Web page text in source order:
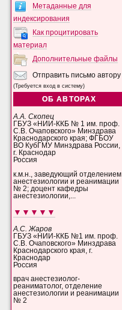
Метаданные для
индексирования
Как процитировать
материал
Дополнительные файлы
Отправить письмо автору
(Требуется вход в систему)
ОБ АВТОРАХ
А.А. Скопец
ГБУЗ «НИИ-ККБ № 1 им. проф.
С.В. Очаповского» Минздрава
Краснодарского края; ФГБОУ
ВО КубГМУ Минздрава России,
г. Краснодар
Россия
к.м.н., заведующий отделением
анестезиологии и реанимации
№ 2; доцент кафедры
анестезиологии,...
▼▼▼▼▼
А.С. Жаров
ГБУЗ «НИИ-ККБ №1 им. проф.
С.В. Очаповского» Минздрава
Краснодарского края, г.
Краснодар
Россия
врач анестезиолог-
реаниматолог, отделение
анестезиологии и реанимации
№ 2